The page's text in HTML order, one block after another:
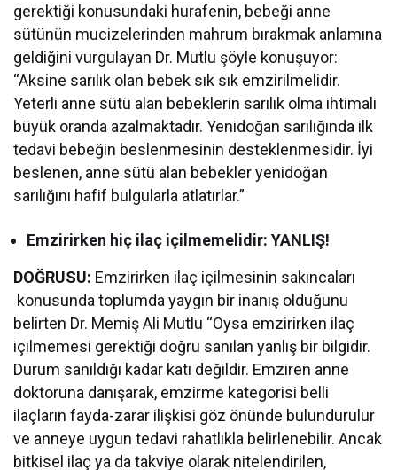
gerektiği konusundaki hurafenin, bebeği anne
sütünün mucizelerinden mahrum bırakmak anlamına
geldiğini vurgulayan Dr. Mutlu şöyle konuşuyor:
“Aksine sarılık olan bebek sık sık emzirilmelidir.
Yeterli anne sütü alan bebeklerin sarılık olma ihtimali
büyük oranda azalmaktadır. Yenidoğan sarılığında ilk
tedavi bebeğin beslenmesinin desteklenmesidir. İyi
beslenen, anne sütü alan bebekler yenidoğan
sarılığını hafif bulgularla atlatırlar.”
Emzirirken hiç ilaç içilmemelidir: YANLIŞ!
DOĞRUSU: Emzirirken ilaç içilmesinin sakıncaları
konusunda toplumda yaygın bir inanış olduğunu
belirten Dr. Memiş Ali Mutlu “Oysa emzirirken ilaç
içilmemesi gerektiği doğru sanılan yanlış bir bilgidir.
Durum sanıldığı kadar katı değildir. Emziren anne
doktoruna danışarak, emzirme kategorisi belli
ilaçların fayda-zarar ilişkisi göz önünde bulundurulur
ve anneye uygun tedavi rahatlıkla belirlenebilir. Ancak
bitkisel ilaç ya da takviye olarak nitelendirilen,